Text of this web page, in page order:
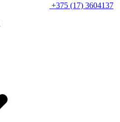
+375 (17) 3604137